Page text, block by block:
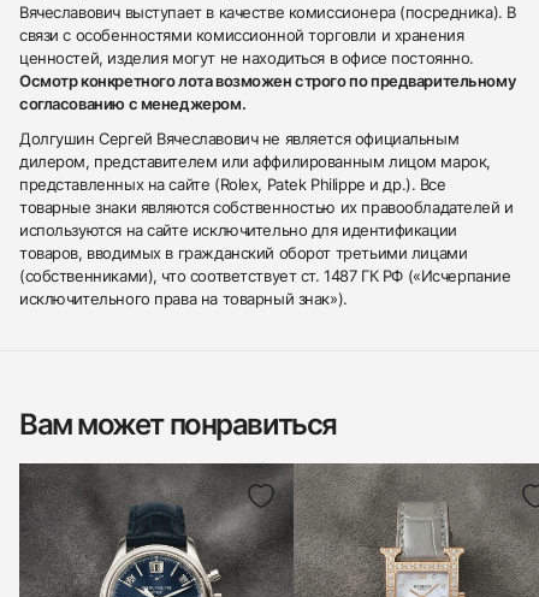
Вячеславович выступает в качестве комиссионера (посредника). В
связи с особенностями комиссионной торговли и хранения
ценностей, изделия могут не находиться в офисе постоянно.
Осмотр конкретного лота возможен строго по предварительному
согласованию с менеджером.
Долгушин Сергей Вячеславович не является официальным
дилером, представителем или аффилированным лицом марок,
представленных на сайте (Rolex, Patek Philippe и др.). Все
товарные знаки являются собственностью их правообладателей и
используются на сайте исключительно для идентификации
товаров, вводимых в гражданский оборот третьими лицами
(собственниками), что соответствует ст. 1487 ГК РФ («Исчерпание
исключительного права на товарный знак»).
Вам может понравиться